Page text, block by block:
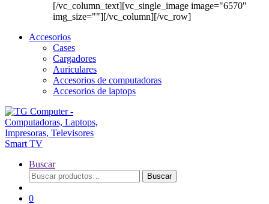
[/vc_column_text][vc_single_image image="6570"
img_size=""][/vc_column][/vc_row]
Accesorios
Cases
Cargadores
Auriculares
Accesorios de computadoras
Accesorios de laptops
Buscar
Buscar
por:
Buscar
0